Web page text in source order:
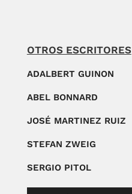
OTROS ESCRITORES
ADALBERT GUINON
ABEL BONNARD
JOSÉ MARTINEZ RUIZ
STEFAN ZWEIG
SERGIO PITOL